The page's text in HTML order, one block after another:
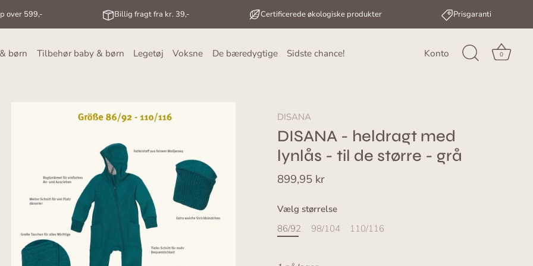
over 599,- Billig fragt fra kr. 39,- Certificerede økologiske produkter Prisgaranti
børn Tilbehør baby & børn Legetøj Voksne De bæredygtige Sidste chance! Konto 0
DISANA
DISANA - heldragt med
lynlås - til de større - grå
899,95 kr
Vælg størrelse
86/92
98/104 110/116